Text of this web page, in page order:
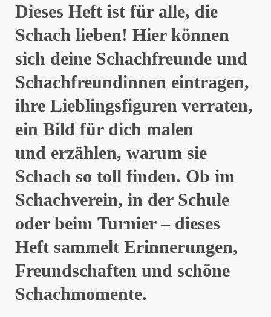
Dieses Heft ist für alle, die
Schach lieben! Hier können
sich deine Schachfreunde und
Schachfreundinnen eintragen,
ihre Lieblingsfiguren verraten,
ein Bild für dich malen
und erzählen, warum sie
Schach so toll finden. Ob im
Schachverein, in der Schule
oder beim Turnier – dieses
Heft sammelt Erinnerungen,
Freundschaften und schöne
Schachmomente.